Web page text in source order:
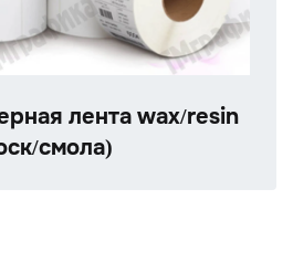
лента wax/resin
смола)